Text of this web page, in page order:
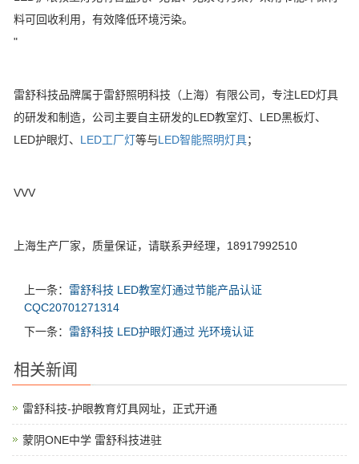
料可回收利用，有效降低环境污染。
"
雷舒科技品牌属于雷舒照明科技（上海）有限公司，专注LED灯具
的研发和制造，公司主要自主研发的LED教室灯、LED黑板灯、
LED护眼灯、 LED工厂灯等与LED智能照明灯具；
VVV
上海生产厂家，质量保证，请联系尹经理，18917992510
上一条： 雷舒科技 LED教室灯通过节能产品认证
CQC20701271314
下一条： 雷舒科技 LED护眼灯通过 光环境认证
相关新闻
雷舒科技-护眼教育灯具网址，正式开通
蒙阴ONE中学 雷舒科技进驻